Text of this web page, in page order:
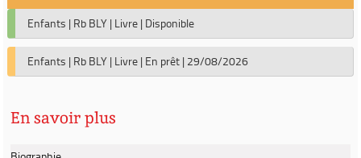
Enfants | Rb BLY | Livre | Disponible
Enfants | Rb BLY | Livre | En prêt | 29/08/2026
En savoir plus